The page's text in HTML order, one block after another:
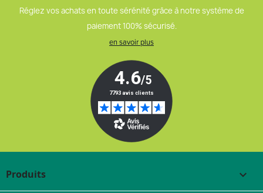
Réglez vos achats en toute sérénité grâce à notre système de
paiement 100% sécurisé.
en savoir plus
Produits 